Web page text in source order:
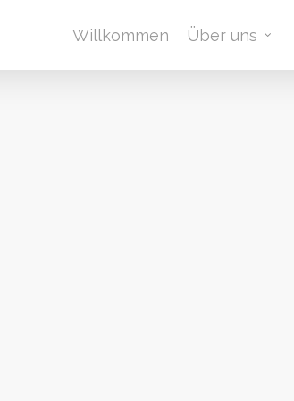
Willkommen Über uns